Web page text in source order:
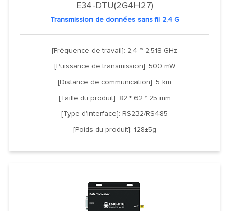
E34-DTU(2G4H27)
Transmission de données sans fil 2,4 G
[Fréquence de travail]: 2,4 ~ 2,518 GHz
[Puissance de transmission]: 500 mW
[Distance de communication]: 5 km
[Taille du produit]: 82 * 62 * 25 mm
[Type d'interface]: RS232/RS485
[Poids du produit]: 128±5g